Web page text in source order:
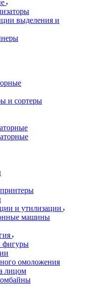
выделения и
и сортеры
и утилизации
машины
фигуры
омоложения
лицом